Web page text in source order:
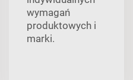
wymagań
produktowych i
marki.